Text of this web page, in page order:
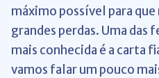
máximo possível para
grandes perdas. Uma das
mais conhecida é a carta
vamos falar um pouco